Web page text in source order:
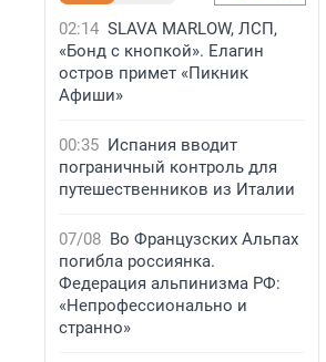
02:14 SLAVA MARLOW, ЛСП,
«Бонд с кнопкой». Елагин
остров примет «Пикник
Афиши»
00:35 Испания вводит
пограничный контроль для
путешественников из Италии
07/08 Во Французских Альпах
погибла россиянка.
Федерация альпинизма РФ:
«Непрофессионально и
странно»